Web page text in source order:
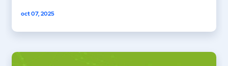
oct 07, 2025